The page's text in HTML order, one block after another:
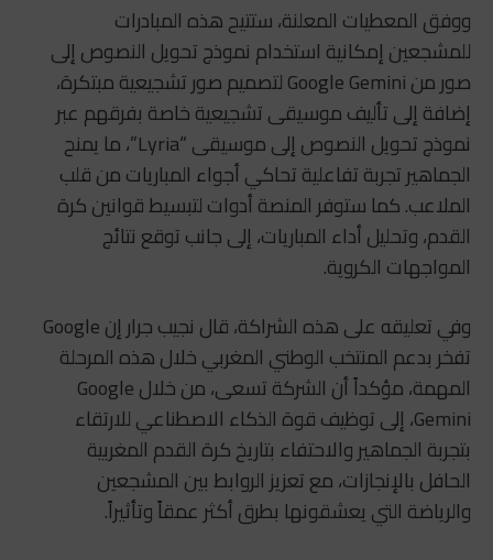
ووفق المعطيات المعلنة، ستتيح هذه المبادرات
للمشجعين إمكانية استخدام نموذج تحويل النصوص إلى
صور من Google Gemini لتصميم صور تشجيعية مبتكرة،
إضافة إلى تأليف موسيقى تشجيعية خاصة بفرقهم عبر
نموذج تحويل النصوص إلى موسيقى “Lyria”، ما يمنح
الجماهير تجربة تفاعلية تحاكي أجواء المباريات من قلب
الملاعب. كما ستوفر المنصة أدوات لتبسيط قوانين كرة
القدم، وتحليل أداء المباريات، إلى جانب توقع نتائج
المواجهات الكروية.
وفي تعليقه على هذه الشراكة، قال نجيب جرار
إن Google
تفخر بدعم المنتخب الوطني المغربي خلال هذه المرحلة
المهمة، مؤكداً أن الشركة تسعى، من خلال Google
Gemini، إلى توظيف قوة الذكاء الاصطناعي للارتقاء
بتجربة الجماهير والاحتفاء بتاريخ كرة القدم المغربية
الحافل بالإنجازات، مع تعزيز الروابط بين المشجعين
والرياضة التي يعشقونها بطرق أكثر عمقاً وتأثيراً.